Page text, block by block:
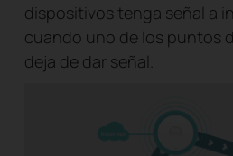
dispositivos tenga señal a
cuando uno de los puntos
deja de dar señal.